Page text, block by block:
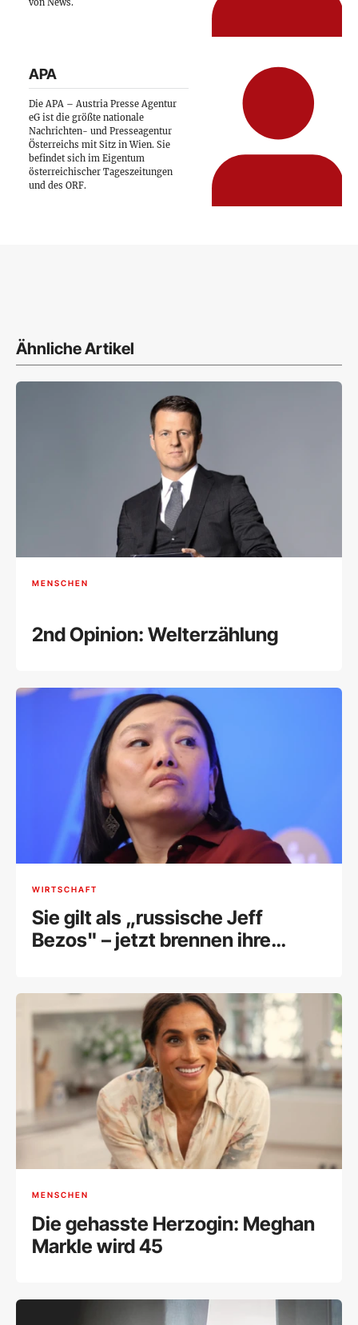
von News.
APA
Die APA – Austria Presse Agentur
eG ist die größte nationale
Nachrichten- und Presseagentur
Österreichs mit Sitz in Wien. Sie
befindet sich im Eigentum
österreichischer Tageszeitungen
und des ORF.
Ähnliche Artikel
MENSCHEN
2nd Opinion: Welterzählung
WIRTSCHAFT
Sie gilt als „russische Jeff
Bezos" – jetzt brennen ihre
MENSCHEN
Die gehasste Herzogin: Meghan
Markle wird 45